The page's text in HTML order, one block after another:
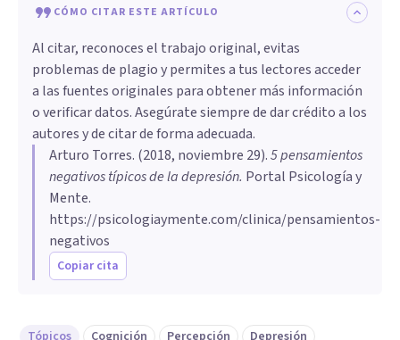
CÓMO CITAR ESTE ARTÍCULO
Al citar, reconoces el trabajo original, evitas
problemas de plagio y permites a tus lectores acceder
a las fuentes originales para obtener más información
o verificar datos. Asegúrate siempre de dar crédito a los
autores y de citar de forma adecuada.
Arturo Torres. (2018, noviembre 29).5 pensamientos
negativos típicos de la depresión. Portal Psicología y
Mente.
https://psicologiaymente.com/clinica/pensamientos-
negativos
Copiar cita
Tópicos Cognición Percepción
Depresión